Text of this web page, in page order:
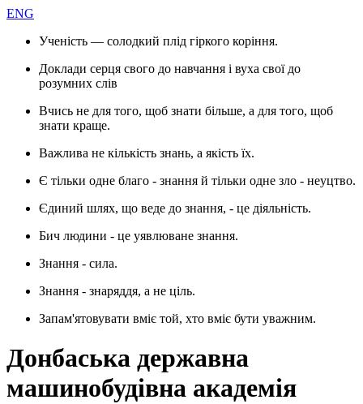
ENG
Ученість — солодкий плід гіркого коріння.
Доклади серця свого до навчання і вуха свої до
розумних слів
Вчись не для того, щоб знати більше, а для того, щоб
знати краще.
Важлива не кількість знань, а якість їх.
Є тільки одне благо - знання й тільки одне зло - неуцтво.
Єдиний шлях, що веде до знання, - це діяльність.
Бич людини - це уявлюване знання.
Знання - сила.
Знання - знаряддя, а не ціль.
Запам'ятовувати вміє той, хто вміє бути уважним.
Донбаська державна
машинобудівна академія